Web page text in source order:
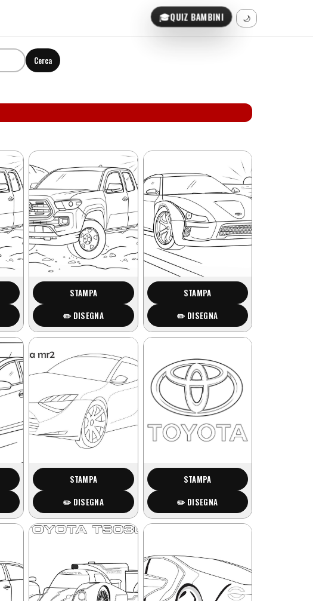
🎓QUIZ BAMBINI 🌙
Cerca
STAMPA
✏️ DISEGNA
STAMPA
✏️ DISEGNA
STAMPA
✏️ DISEGNA
STAMPA
✏️ DISEGNA